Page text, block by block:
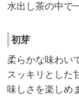
水出し茶の中で
初芽
柔らかな味わい
スッキリとした
味しさを楽しめ